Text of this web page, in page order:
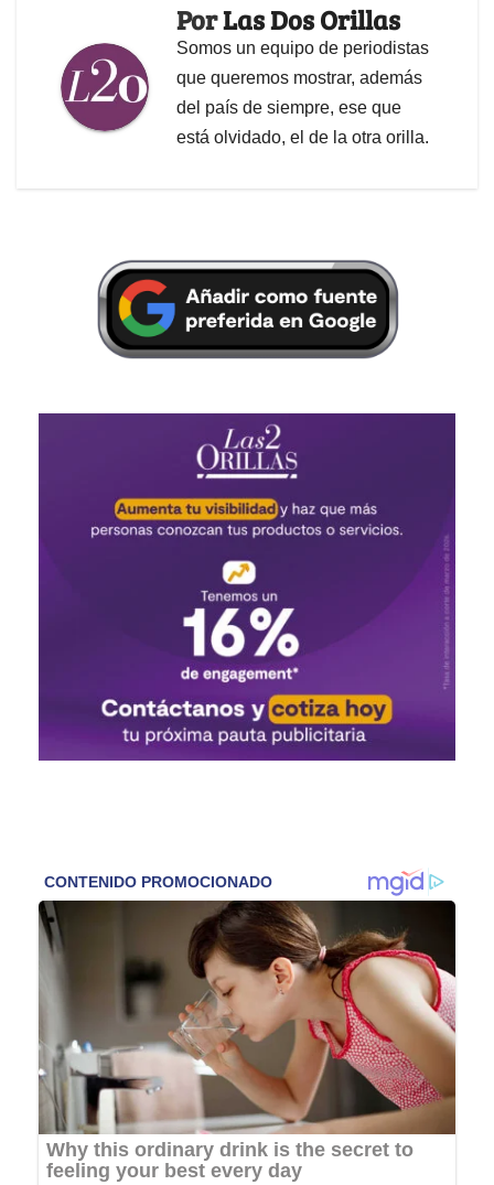
PorLas Dos Orillas
Somos un equipo de periodistas
que queremos mostrar, además
del país de siempre, ese que
está olvidado, el de la otra orilla.